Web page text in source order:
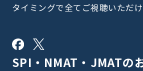
タイミングで全てご視聴いただけ
SPI・NMAT・JMATの